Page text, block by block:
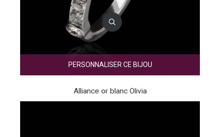
PERSONNALISER CE BIJOU
Alliance or blanc Olivia